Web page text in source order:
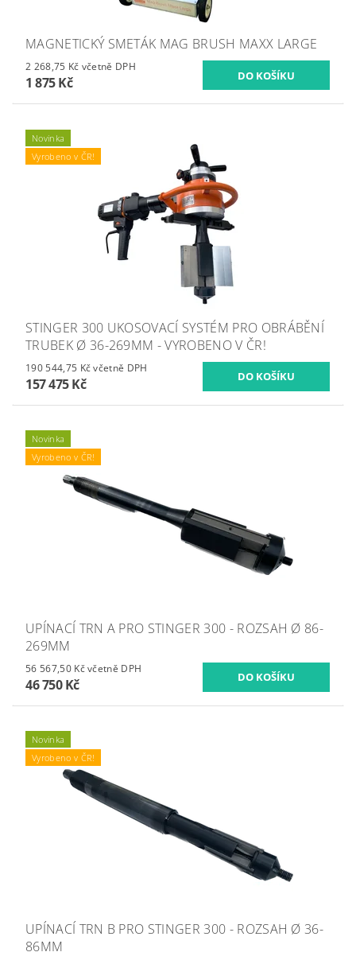
MAGNETICKÝ SMETÁK MAG BRUSH MAXX LARGE
2 268,75 Kč včetně DPH
1 875 Kč
Novinka
Vyrobeno v ČR!
STINGER 300 UKOSOVACÍ SYSTÉM PRO OBRÁBĚNÍ
TRUBEK Ø 36-269MM - VYROBENO V ČR!
190 544,75 Kč včetně DPH
157 475 Kč
Novinka
Vyrobeno v ČR!
UPÍNACÍ TRN A PRO STINGER 300 - ROZSAH Ø 86-
269MM
56 567,50 Kč včetně DPH
46 750 Kč
Novinka
Vyrobeno v ČR!
UPÍNACÍ TRN B PRO STINGER 300 - ROZSAH Ø 36-
86MM